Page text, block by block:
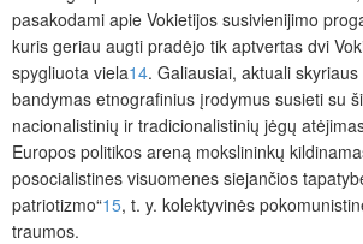
pasakodami apie Vokietijos susivienijimo
kuris geriau augti pradėjo tik aptvertas dvi
spygliuota viela14. Galiausiai, aktuali
bandymas etnografinius įrodymus susieti su
nacionalistinių ir tradicionalistinių jėgų
Europos politikos areną mokslininkų
posocialistines visuomenes siejančios
patriotizmo“15, t. y. kolektyvinės
traumos.